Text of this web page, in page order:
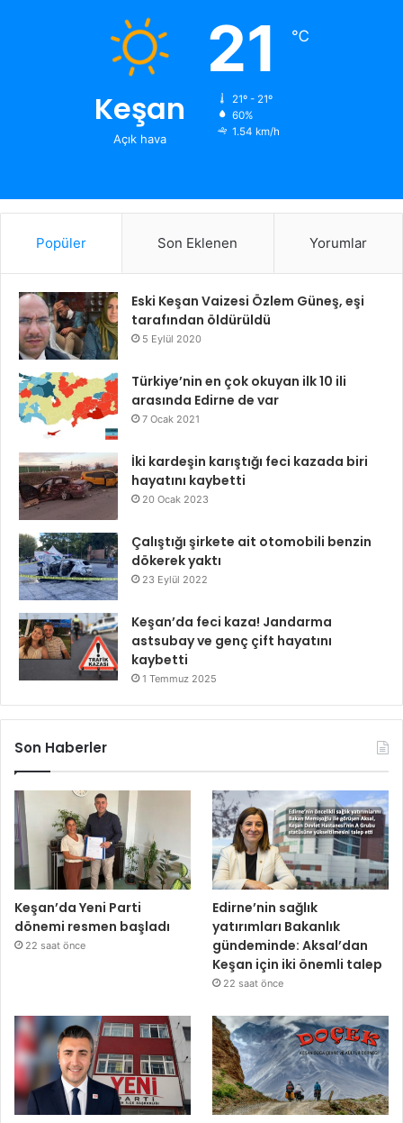
Keşan
Açık hava
21 ℃
21º - 21º
60%
1.54 km/h
Popüler Son Eklenen Yorumlar
Eski Keşan Vaizesi Özlem Güneş, eşi
tarafından öldürüldü
5 Eylül 2020
Türkiye’nin en çok okuyan ilk 10 ili
arasında Edirne de var
7 Ocak 2021
İki kardeşin karıştığı feci kazada biri
hayatını kaybetti
20 Ocak 2023
Çalıştığı şirkete ait otomobili benzin
dökerek yaktı
23 Eylül 2022
Keşan’da feci kaza! Jandarma
astsubay ve genç çift hayatını
kaybetti
1 Temmuz 2025
Son Haberler
Keşan’da Yeni Parti
dönemi resmen başladı
22 saat önce
Edirne’nin sağlık
yatırımları Bakanlık
gündeminde: Aksal’dan
Keşan için iki önemli talep
22 saat önce